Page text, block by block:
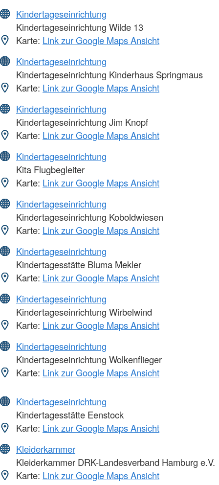
Kindertageseinrichtung
Kindertageseinrichtung Wilde 13
Karte: Link zur Google Maps Ansicht
Kindertageseinrichtung
Kindertageseinrichtung Kinderhaus Springmaus
Karte: Link zur Google Maps Ansicht
Kindertageseinrichtung
Kindertageseinrichtung Jim Knopf
Karte: Link zur Google Maps Ansicht
Kindertageseinrichtung
Kita Flugbegleiter
Karte: Link zur Google Maps Ansicht
Kindertageseinrichtung
Kindertageseinrichtung Koboldwiesen
Karte: Link zur Google Maps Ansicht
Kindertageseinrichtung
Kindertagesstätte Bluma Mekler
Karte: Link zur Google Maps Ansicht
Kindertageseinrichtung
Kindertageseinrichtung Wirbelwind
Karte: Link zur Google Maps Ansicht
Kindertageseinrichtung
Kindertageseinrichtung Wolkenflieger
Karte: Link zur Google Maps Ansicht
Kindertageseinrichtung
Kindertagesstätte Eenstock
Karte: Link zur Google Maps Ansicht
Kleiderkammer
Kleiderkammer DRK-Landesverband Hamburg e.V.
Karte: Link zur Google Maps Ansicht